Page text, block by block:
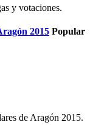
y votaciones.
2015 Popular
de Aragón 2015.